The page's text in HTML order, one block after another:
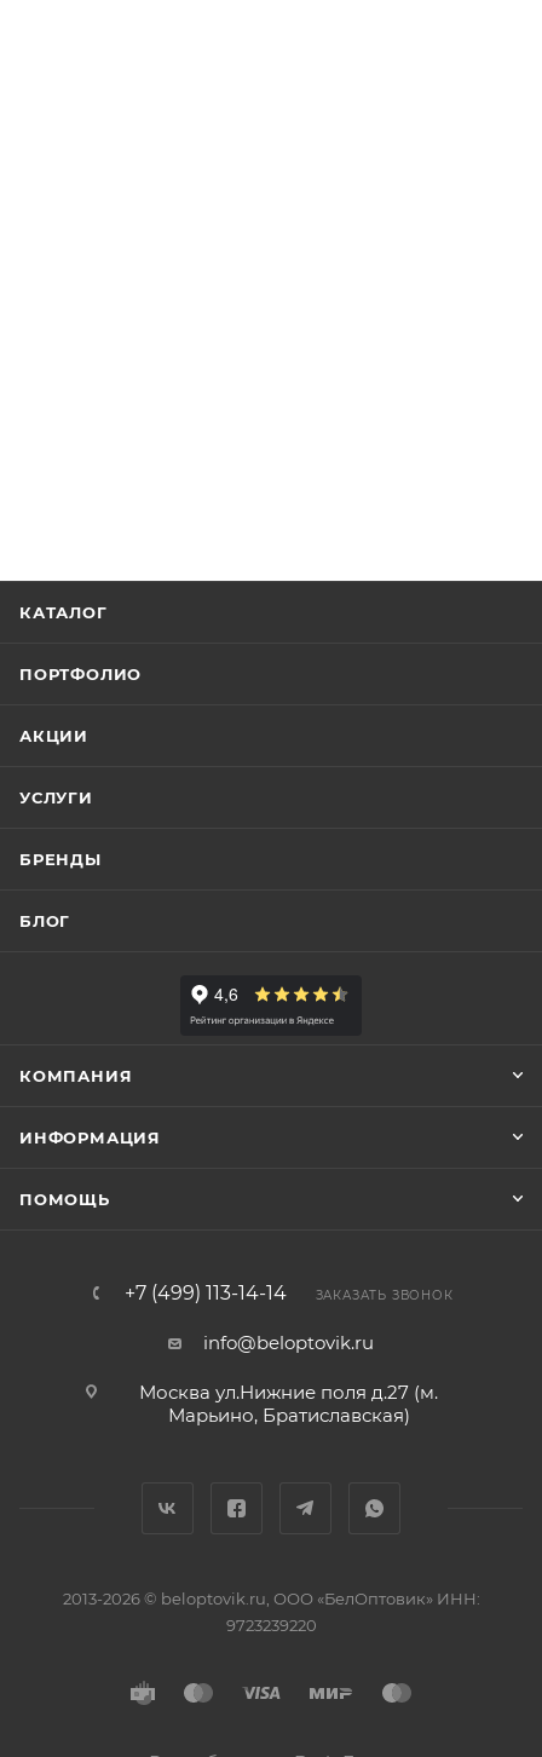
КАТАЛОГ
ПОРТФОЛИО
АКЦИИ
УСЛУГИ
БРЕНДЫ
БЛОГ
КОМПАНИЯ
ИНФОРМАЦИЯ
ПОМОЩЬ
+7 (499) 113-14-14 ЗАКАЗАТЬ ЗВОНОК
info@beloptovik.ru
Москва ул.Нижние поля д.27 (м.
Марьино, Братиславская)
2013-2026 © beloptovik.ru, ООО «БелОптовик» ИНН:
9723239220